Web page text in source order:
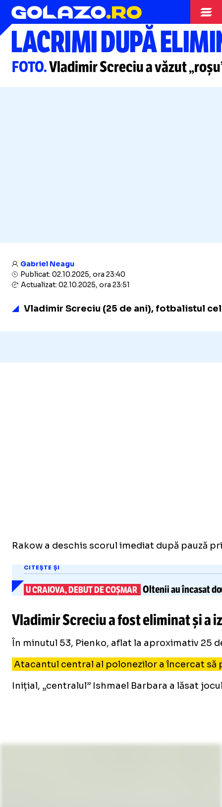
Conference League
LACRIMI DUPĂ
FOTO.Vladimir Screciu a văzut
Gabriel Neagu
Publicat: 02.10.2025, ora 23:40
Actualizat: 02.10.2025, ora 23:51
Vladimir Screciu (25 de ani), fotbalistul
Rakow a deschis scorul imediat după pauză
CITEȘTE ȘI
U CRAIOVA, DEBUT DE COȘMAR Olteniiau încasat
Vladimir Screciu a fost eliminat și a
În minutul 53, Pienko, aflat la aproximativ 25
Atacantul central al polonezilor a încercat
Inițial, „centralul” Ishmael Barbara a lăsat